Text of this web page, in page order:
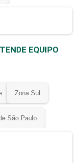
EQUIPO
Zona Sul
São Paulo